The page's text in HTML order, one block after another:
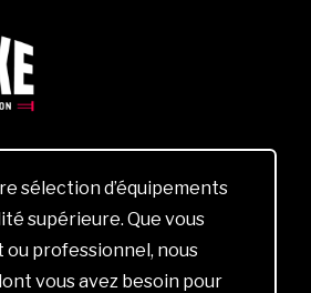
sélection d’équipements
supérieure. Que vous
ou professionnel, nous
vous avez besoin pour